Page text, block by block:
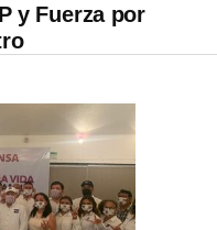
y Fuerza por